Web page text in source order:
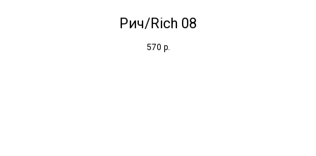
Рич/Rich 08
570 р.